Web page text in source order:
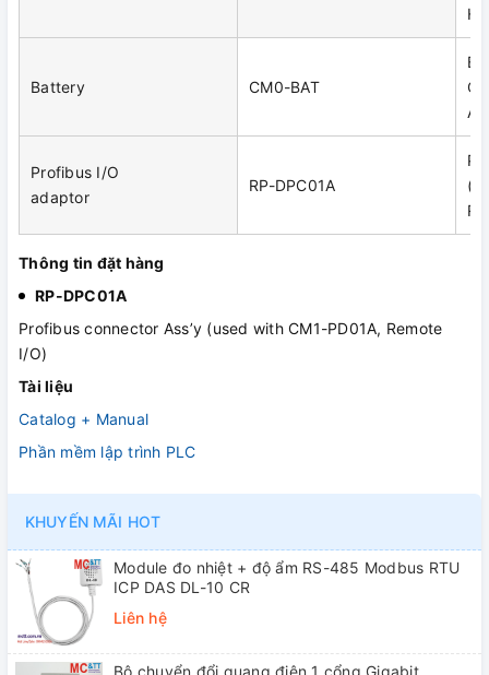
Battery CM0-BAT
Profibus I/O
adaptor
RP-DPC01A
Thông tin đặt hàng
RP-DPC01A
Profibus connector Ass’y (used with CM1-PD01A, Remote
I/O)
Tài liệu
Catalog + Manual
Phần mềm lập trình PLC
KHUYẾN MÃI HOT
Module đo nhiệt + độ ẩm RS-485 Modbus RTU
ICP DAS DL-10 CR
Liên hệ